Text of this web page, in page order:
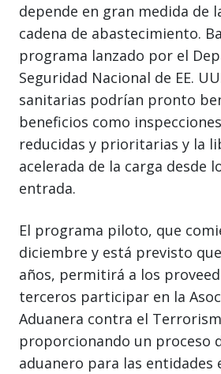
depende en gran medida de
cadena de abastecimiento.
programa lanzado por el
Seguridad Nacional de EE.
sanitarias podrían pronto
beneficios como
reducidas y prioritarias y la
acelerada de la carga desde
entrada.
El programa piloto, que
diciembre y está previsto
años, permitirá a los
terceros participar en la
Aduanera contra el
proporcionando un proceso
aduanero para las entidades